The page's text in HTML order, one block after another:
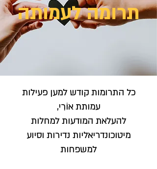
תרומה לעמותה
כל התרומות קודש למען פעילות
עמותת אוֹרִי,
להעלאת המודעות למחלות
מיטוכונדריאליות נדירות וסיוע
למשפחות